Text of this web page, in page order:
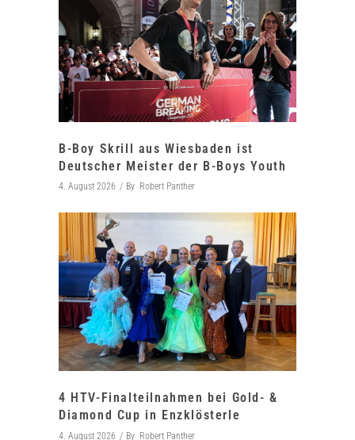
B-Boy Skrill aus Wiesbaden ist
Deutscher Meister der B-Boys Youth
4. August 2026 By Robert Panther
4 HTV-Finalteilnahmen bei Gold- &
Diamond Cup in Enzklösterle
4. August 2026 By Robert Panther